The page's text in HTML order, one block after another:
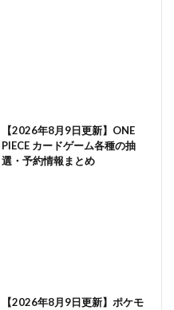
【2026年8月9日更新】ONE
PIECE カードゲーム各種の抽
選・予約情報まとめ
【2026年8月9日更新】ポケモ